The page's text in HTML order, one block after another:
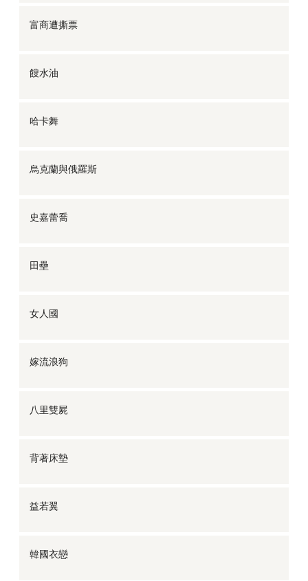
富商遭撕票
餿水油
哈卡舞
烏克蘭與俄羅斯
史嘉蕾喬
田壘
女人國
嫁流浪狗
八里雙屍
背著床墊
益若翼
韓國衣戀